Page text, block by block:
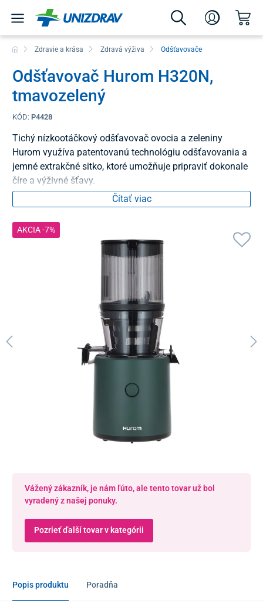
Zdravie a krása Zdravá výživa Odšťavovače
Odšťavovač Hurom H320N,
tmavozelený
KÓD: P4428
Tichý nízkootáčkový odšťavovač ovocia a zeleniny
Hurom využíva patentovanú technológiu odšťavovania a
jemné extrakčné sitko, ktoré umožňuje pripraviť dokonale
číre a výživné šťavy.
Čítať viac
AKCIA -7%
Vážený zákazník, je nám ľúto, ale tento tovar už bol
vyradený z našej ponuky.
Pozrieť ďalší tovar v kategórii
Popis produktu Poradňa